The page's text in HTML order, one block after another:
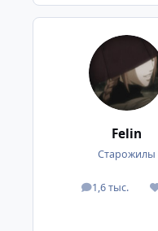
Felin
Старожилы
1,6 тыс.
посты